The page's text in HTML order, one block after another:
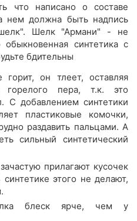
что написано о составе
нем должна быть надпись
Шелк "Армани" - не
синтетика с
бдительны
он тлеет, оставляя
пера, т.к. это
С добавлением синтетики
пластиковые комочки,
раздавить пальцами. А
сильный синтетический
прилагают кусочек
этого не делают,
блеск ярче, чем у